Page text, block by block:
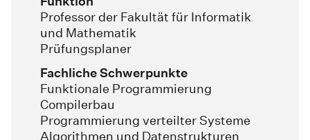
Professor der Fakultät für Informatik
und Mathematik
Prüfungsplaner
Fachliche Schwerpunkte
Funktionale Programmierung
Compilerbau
Programmierung verteilter Systeme
Algorithmen und Datenstrukturen